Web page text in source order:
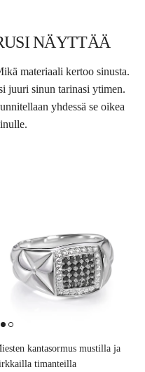
NÄYTTÄÄ
materiaali kertoo sinusta.
juuri sinun tarinasi ytimen.
yhdessä se oikea
kantasormus mustilla ja
timanteilla